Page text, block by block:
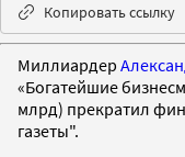
Копировать ссылку
Миллиардер
«Богатейшие
млрд) прекратил
газеты".